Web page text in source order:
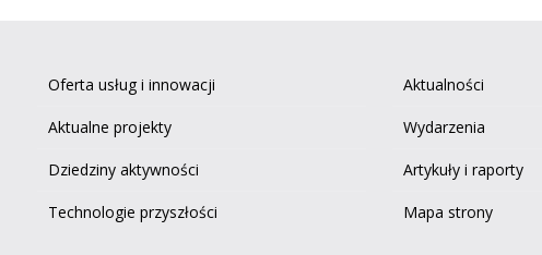
Oferta usług i innowacji
Aktualne projekty
Dziedziny aktywności
Technologie przyszłości
Aktualności
Wydarzenia
Artykuły i raporty
Mapa strony